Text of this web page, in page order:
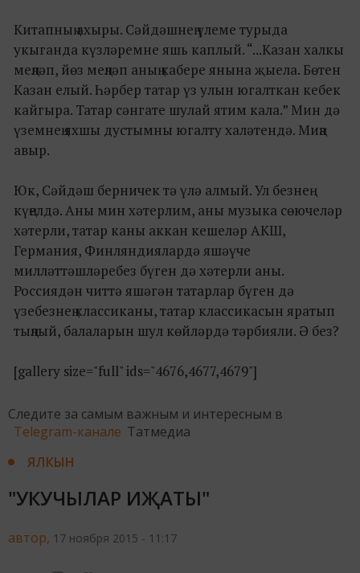
Китапның ахыры. Сәйдәшнең үлеме турыда
укыганда күзләремне яшь каплый. “...Казан халкы
меңләп, йөз меңләп аның кабере янына җыела. Бөтен
Казан елый. Һәрбер татар үз улын югалткан кебек
кайгыра. Татар сәнгате шулай ятим кала.” Мин дә
үземнең яхшы дустымны югалту халәтендә. Миңа
авыр.
Юк, Сәйдәш берничек тә үлә алмый. Ул безнең
күңелдә. Аны мин хәтерлим, аны музыка сөючеләр
хәтерли, татар каны аккан кешеләр АКШ,
Германия, Финляндиялардә яшәүче
милләттәшләребез бүген дә хәтерли аны.
Россиядән читтә яшәгән татарлар бүген дә
үзебезнең классиканы, татар классикасын яратып
тыңлый, балаларын шул көйләрдә тәрбияли. Ә без?
[gallery size="full" ids="4676,4677,4679"]
Следите за самым важным и интересным в
Telegram-канале Татмедиа
ЯЛКЫН
"УКУЧЫЛАР ИҖАТЫ"
автор, 17 ноября 2015 - 11:17